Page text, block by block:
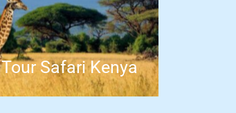
Tour Safari Kenya